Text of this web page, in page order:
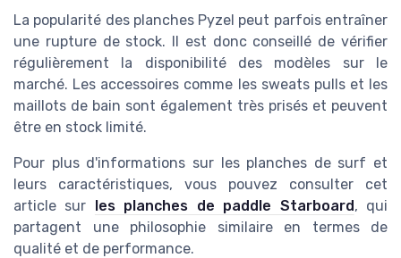
La popularité des planches Pyzel peut parfois entraîner
une rupture de stock. Il est donc conseillé de vérifier
régulièrement la disponibilité des modèles sur le
marché. Les accessoires comme les sweats pulls et les
maillots de bain sont également très prisés et peuvent
être en stock limité.
Pour plus d'informations sur les planches de surf et
leurs caractéristiques, vous pouvez consulter cet
article sur les planches de paddle Starboard, qui
partagent une philosophie similaire en termes de
qualité et de performance.